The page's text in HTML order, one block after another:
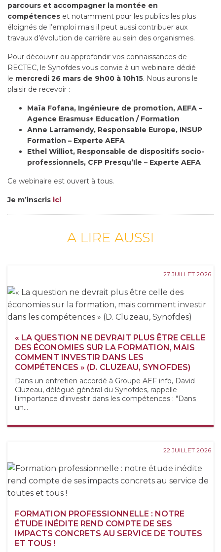
parcours et accompagner la montée en
compétences et notamment pour les publics les plus
éloignés de l’emploi mais il peut aussi contribuer aux
travaux d’évolution de carrière au sein des organismes.
Pour découvrir ou approfondir vos connaissances de
RECTEC, le Synofdes vous convie à un webinaire dédié
le mercredi 26 mars de 9h00 à 10h15. Nous aurons le
plaisir de recevoir :
Maïa Fofana, Ingénieure de promotion, AEFA –
Agence Erasmus+ Education / Formation
Anne Larramendy, Responsable Europe, INSUP
Formation – Experte AEFA
Ethel Williot, Responsable de dispositifs socio-
professionnels, CFP Presqu’Ile – Experte AEFA
Ce webinaire est ouvert à tous.
Je m’inscris ici
A LIRE AUSSI
27 JUILLET 2026
« LA QUESTION NE DEVRAIT PLUS ÊTRE CELLE
DES ÉCONOMIES SUR LA FORMATION, MAIS
COMMENT INVESTIR DANS LES
COMPÉTENCES » (D. CLUZEAU, SYNOFDES)
Dans un entretien accordé à Groupe AEF info, David
Cluzeau, délégué général du Synofdes, rappelle
l'importance d'investir dans les compétences : "Dans
un...
22 JUILLET 2026
FORMATION PROFESSIONNELLE : NOTRE
ÉTUDE INÉDITE REND COMPTE DE SES
IMPACTS CONCRETS AU SERVICE DE TOUTES
ET TOUS !